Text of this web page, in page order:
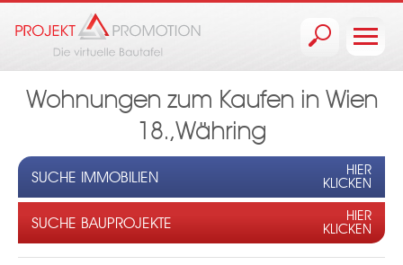
Wohnungen zum Kaufen in Wien
18.,Währing
SUCHE IMMOBILIEN
HIER
KLICKEN
SUCHE BAUPROJEKTE
HIER
KLICKEN